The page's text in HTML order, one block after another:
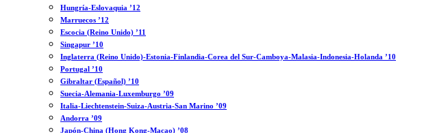
Hungría-Eslovaquia ’12
Marruecos ’12
Escocia (Reino Unido) ’11
Singapur ’10
Inglaterra (Reino Unido)-Estonia-Finlandia-Corea del Sur-Camboya-Malasia-Indonesia-Holanda ’10
Portugal ’10
Gibraltar (Español) ’10
Suecia-Alemania-Luxemburgo ’09
Italia-Liechtenstein-Suiza-Austria-San Marino ’09
Andorra ’09
Japón-China (Hong Kong-Macao) ’08